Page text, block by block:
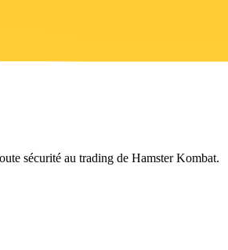
sécurité au trading de Hamster Kombat.